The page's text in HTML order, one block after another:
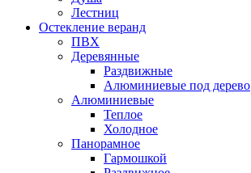
Лестниц
Остекление веранд
ПВХ
Деревянные
Раздвижные
Алюминиевые под дерево
Алюминиевые
Теплое
Холодное
Панорамное
Гармошкой